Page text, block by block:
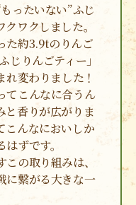
ったいない”ふじ
ワクしました。
た約3.9tのりんご
りんごティー」
変わりました！
てこんなに合うん
と香りが広がりま
こんなにおいしか
ずです。
の取り組みは、
に繋がる大きな一